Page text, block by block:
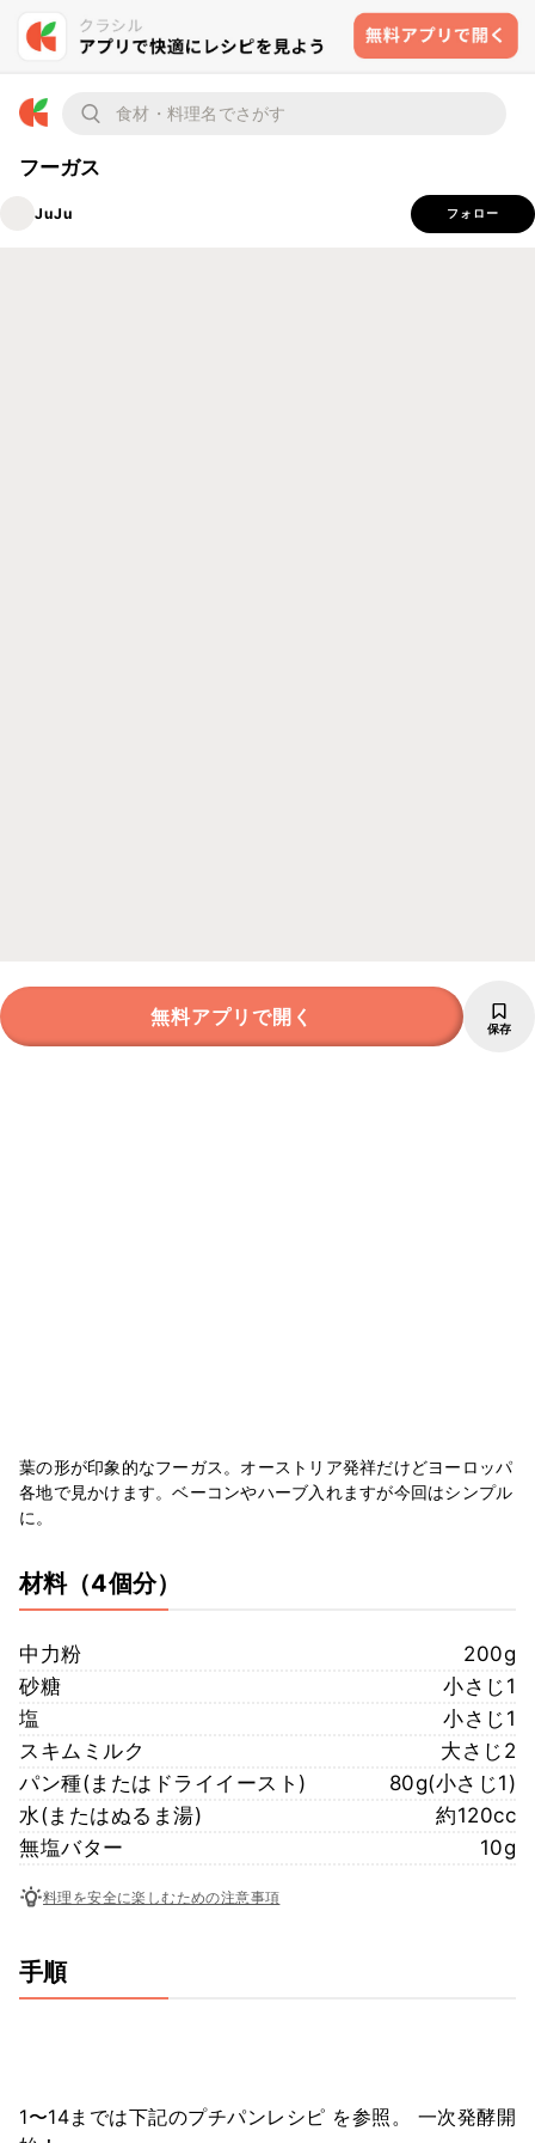
フーガス
JuJu フォロー
無料アプリで開く 保存
葉の形が印象的なフーガス。オーストリア発祥だけどヨーロッパ
各地で見かけます。ベーコンやハーブ入れますが今回はシンプル
に。
材料（4個分）
中力粉
200g
砂糖
小さじ1
塩
小さじ1
スキムミルク
大さじ2
パン種(またはドライイースト)
80g(小さじ1)
水(またはぬるま湯)
約120cc
無塩バター
10g
料理を安全に楽しむための注意事項
手順
1〜14までは下記のプチパンレシピ を参照。 一次発酵開